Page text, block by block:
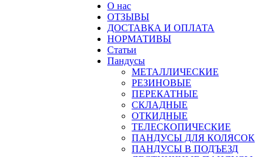
О нас
ОТЗЫВЫ
ДОСТАВКА И ОПЛАТА
НОРМАТИВЫ
Статьи
Пандусы
МЕТАЛЛИЧЕСКИЕ
РЕЗИНОВЫЕ
ПЕРЕКАТНЫЕ
СКЛАДНЫЕ
ОТКИДНЫЕ
ТЕЛЕСКОПИЧЕСКИЕ
ПАНДУСЫ ДЛЯ КОЛЯСОК
ПАНДУСЫ В ПОДЪЕЗД